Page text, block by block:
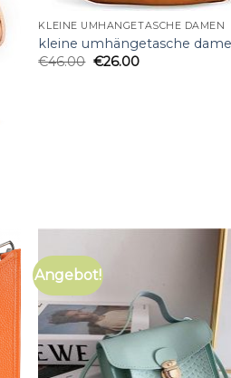
KLEINE UMHÄNGETASCHE DAMEN
kleine umhängetasche
€46.00 €26.00
Angebot!